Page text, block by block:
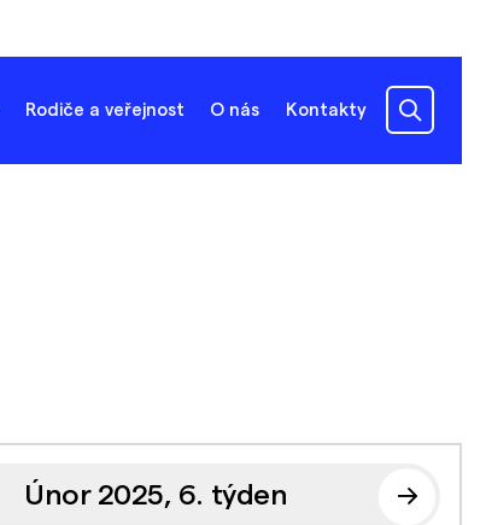
Rodiče a veřejnost O nás Kontakty
Únor 2025, 6. týden